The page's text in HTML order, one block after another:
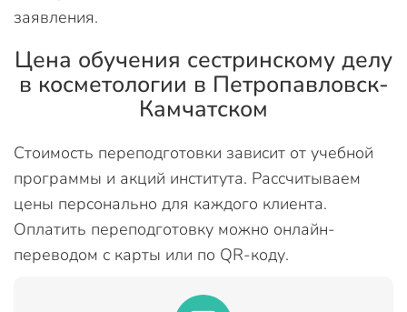
заявления.
Цена обучения сестринскому делу
в косметологии в Петропавловск-
Камчатском
Стоимость переподготовки зависит от учебной
программы и акций института. Рассчитываем
цены персонально для каждого клиента.
Оплатить переподготовку можно онлайн-
переводом с карты или по QR-коду.